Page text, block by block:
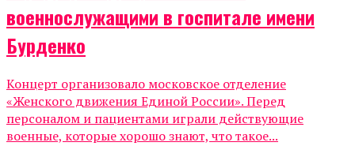
военнослужащими в госпитале имени
Бурденко
Концерт организовало московское отделение
«Женского движения Единой России». Перед
персоналом и пациентами играли действующие
военные, которые хорошо знают, что такое...